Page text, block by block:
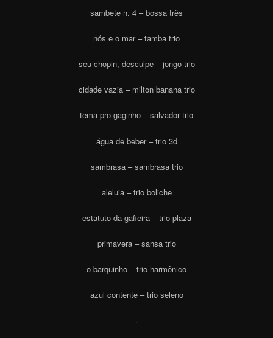
sambete n. 4 – bossa três
nós e o mar – tamba trio
seu chopin, desculpe – jongo trio
cidade vazia – milton banana trio
tema pro gaginho – salvador trio
água de beber – trio 3d
sambrasa – sambrasa trio
aleluia – trio boliche
estatuto da gafieira – trio plaza
primavera – sansa trio
o barquinho – trio harmônico
azul contente – trio seleno
.